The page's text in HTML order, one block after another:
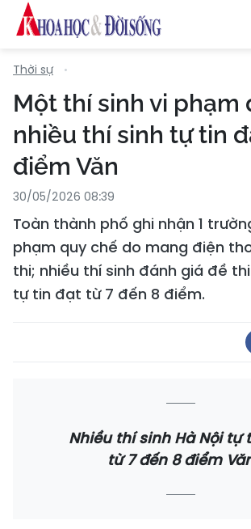
Thời sự
Một thí sinh vi phạm
nhiều thí sinh tự tin
điểm Văn
30/05/2026 08:39
Toàn thành phố ghi nhận 1
phạm quy chế do mang điện
thi; nhiều thí sinh đánh giá đề
tự tin đạt từ 7 đến 8 điểm.
Nhiều thí sinh Hà Nội tự
từ 7 đến 8 điểm